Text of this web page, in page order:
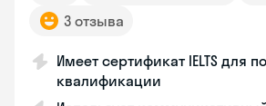
3 отзыва
Имеет сертификат IELTS для
квалификации